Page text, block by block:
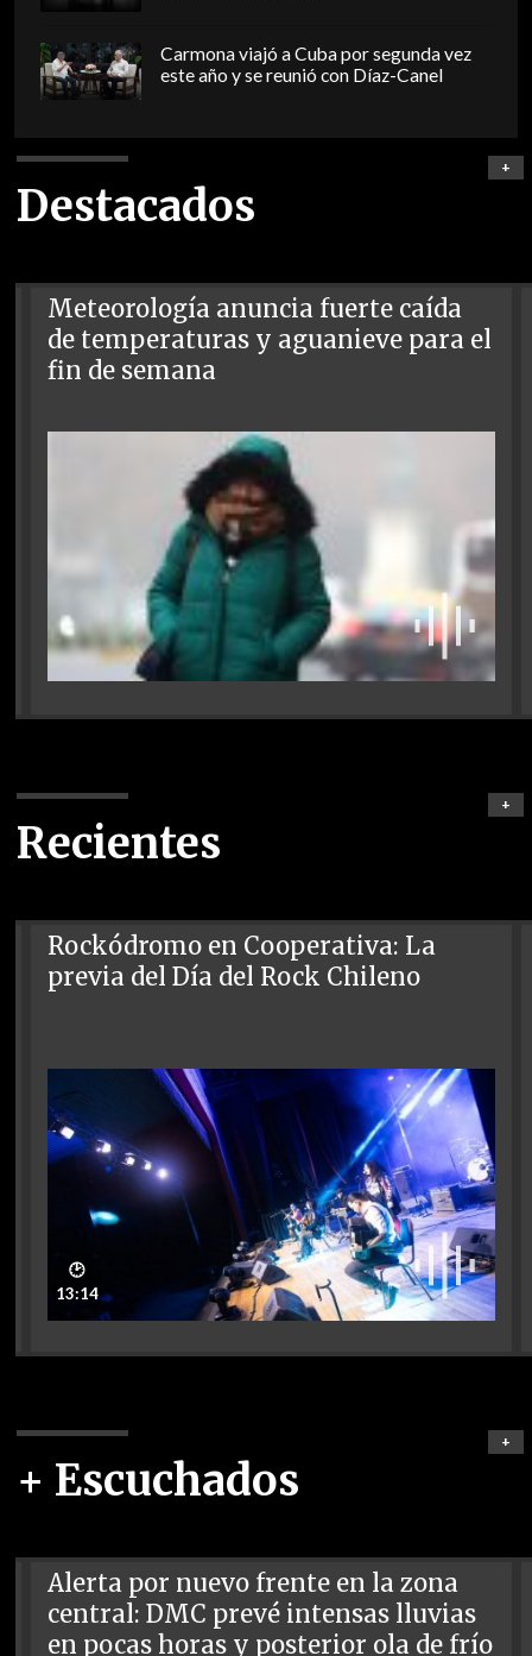
Carmona viajó a Cuba por segunda vez
este año y se reunió con Díaz-Canel
Destacados
+
Meteorología anuncia fuerte caída
de temperaturas y aguanieve para el
fin de semana
Recientes
+
Rockódromo en Cooperativa: La
previa del Día del Rock Chileno
🕑
13:14
+ Escuchados
+
Alerta por nuevo frente en la zona
central: DMC prevé intensas lluvias
en pocas horas y posterior ola de frío